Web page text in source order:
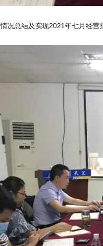
况总结及实现2021年七月经